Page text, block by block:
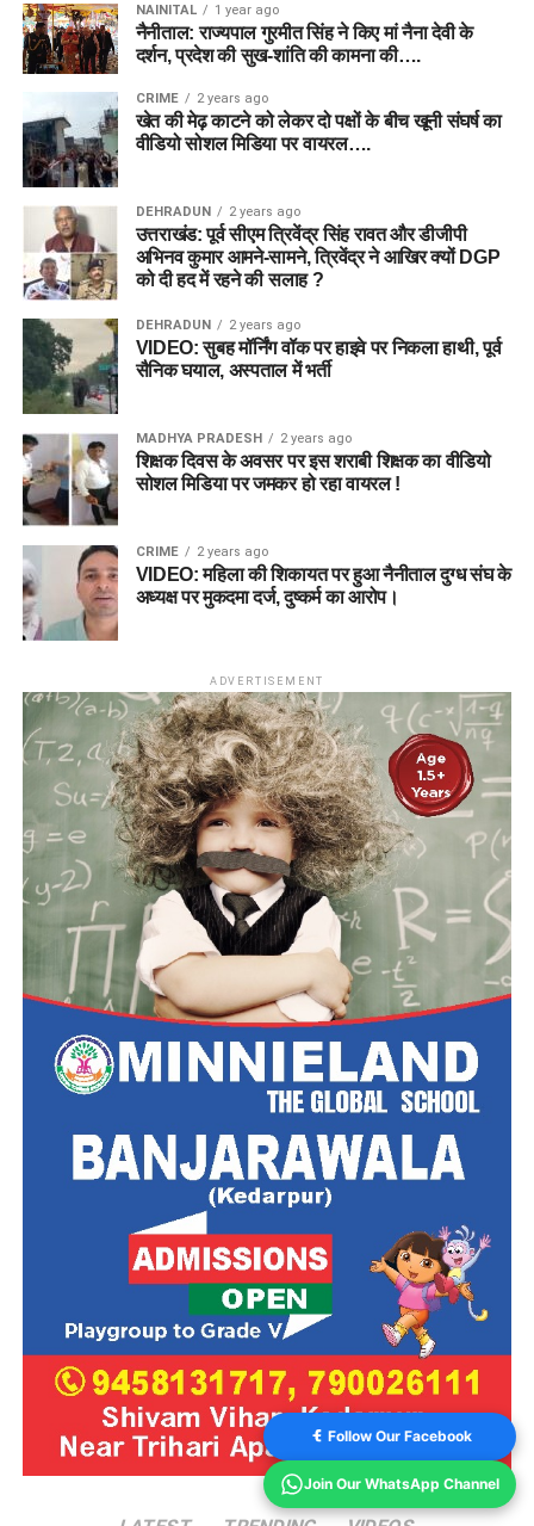
NAINITAL 1 year ago
नैनीताल: राज्यपाल गुरमीत सिंह ने किए मां नैना देवी के
दर्शन, प्रदेश की सुख-शांति की कामना की….
CRIME 2 years ago
खेत की मेढ़ काटने को लेकर दो पक्षों के बीच खूनी संघर्ष का
वीडियो सोशल मिडिया पर वायरल….
DEHRADUN 2 years ago
उत्तराखंड: पूर्व सीएम त्रिवेंद्र सिंह रावत और डीजीपी
अभिनव कुमार आमने-सामने, त्रिवेंद्र ने आखिर क्यों DGP
को दी हद में रहने की सलाह ?
DEHRADUN 2 years ago
VIDEO: सुबह मॉर्निंग वॉक पर हाइवे पर निकला हाथी, पूर्व
सैनिक घयाल, अस्पताल में भर्ती
MADHYA PRADESH 2 years ago
शिक्षक दिवस के अवसर पर इस शराबी शिक्षक का वीडियो
सोशल मिडिया पर जमकर हो रहा वायरल !
CRIME 2 years ago
VIDEO: महिला की शिकायत पर हुआ नैनीताल दुग्ध संघ के
अध्यक्ष पर मुकदमा दर्ज, दुष्कर्म का आरोप।
ADVERTISEMENT
Follow Our Facebook
Join Our WhatsApp Channel